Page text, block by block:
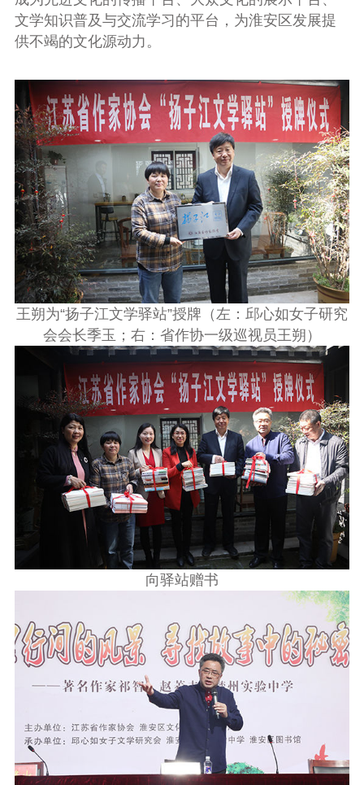
文学知识普及与交流学习的平台，为淮安区发展提
供不竭的文化源动力。
王朔为“扬子江文学驿站”授牌（左：邱心如女子研究
会会长季玉；右：省作协一级巡视员王朔）
向驿站赠书